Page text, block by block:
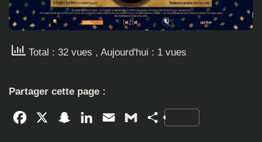
Total : 32 vues , Aujourd'hui : 1 vues
Partager cette page :
Facebook SnapchatLinkedInEmail GmailPartager